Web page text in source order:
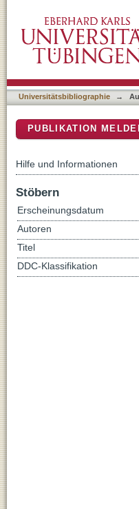
Universitätsbibliographie →
PUBLIKATION
Hilfe und Informationen
Stöbern
Erscheinungsdatum
Autoren
Titel
DDC-Klassifikation